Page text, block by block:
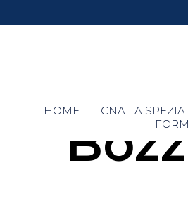
HOME CNA LA SPEZIA